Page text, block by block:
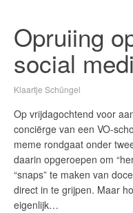
Opruiing
social
Klaartje Schüngel
Op vrijdagochtend voor
conciërge van een VO-
meme rondgaat onder
daarin opgeroepen om
“snaps” te maken van
direct in te grijpen. Maar
eigenlijk…